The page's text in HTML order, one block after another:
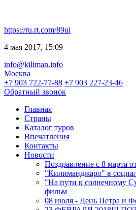
https://ru.rt.com/89ui
4 мая 2017, 15:09
info@kiliman.info
Москва
+7 903 722-77-88 +7 903 227-23-46
Обратный звонок
Главная
Страны
Каталог туров
Впечатления
Контакты
Новости
Поздравление с 8 марта
"Килиманджаро" в
"На пути к солнечному
фильм
08 июля - День Петра и